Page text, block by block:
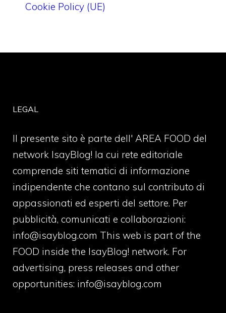
Cookie Policy (UE)
LEGAL
Il presente sito è parte dell' AREA FOOD del
network IsayBlog! la cui rete editoriale
comprende siti tematici di informazione
indipendente che contano sul contributo di
appassionati ed esperti del settore. Per
pubblicità, comunicati e collaborazioni:
info@isayblog.com This web is part of the
FOOD inside the IsayBlog! network. For
advertising, press releases and other
opportunities: info@isayblog.com